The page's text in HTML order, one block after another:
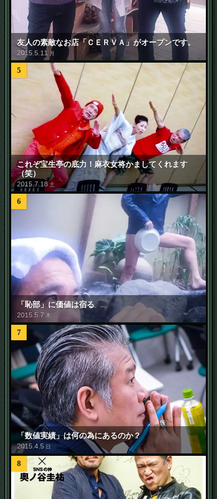
友人の素敵なお店「ＣＥＲＶＡ」がオープンです。
2015 5 11 月
5
これぞ宝生亭の底力！麻衣女将かましてくれます
（笑）
2015.7. 18 土
6
「恥部」に価値は宿る
2015 5 .7 木
7
「数値実績」は何の為にあるのか？
2015 .4 .5 日
8